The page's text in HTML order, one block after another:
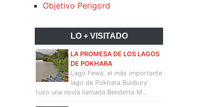
Objetivo Perigord
LO + VISITADO
LA PROMESA DE LOS LAGOS
DE POKHARA
Lago Fewa, el más importante
lago de Pokhara Bunbury
tuvo una novia llamada Bendetta M…